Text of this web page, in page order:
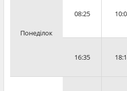
Понеділок
08:25
16:35